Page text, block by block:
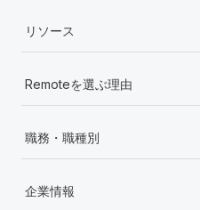
リソース
Remoteを選ぶ理由
職務・職種別
企業情報